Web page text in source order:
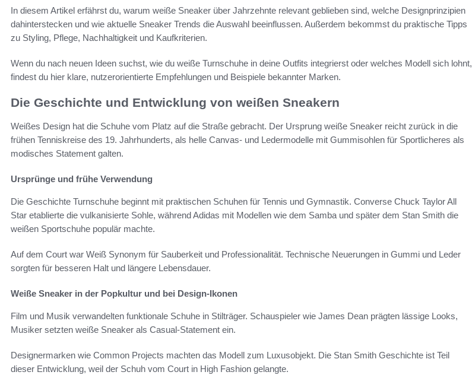
In diesem Artikel erfährst du, warum weiße Sneaker über Jahrzehnte relevant geblieben sind, welche Designprinzipien
dahinterstecken und wie aktuelle Sneaker Trends die Auswahl beeinflussen. Außerdem bekommst du praktische Tipps
zu Styling, Pflege, Nachhaltigkeit und Kaufkriterien.
Wenn du nach neuen Ideen suchst, wie du weiße Turnschuhe in deine Outfits integrierst oder welches Modell sich lohnt,
findest du hier klare, nutzerorientierte Empfehlungen und Beispiele bekannter Marken.
Die Geschichte und Entwicklung von weißen Sneakern
Weißes Design hat die Schuhe vom Platz auf die Straße gebracht. Der Ursprung weiße Sneaker reicht zurück in die
frühen Tenniskreise des 19. Jahrhunderts, als helle Canvas- und Ledermodelle mit Gummisohlen für Sportlicheres als
modisches Statement galten.
Ursprünge und frühe Verwendung
Die Geschichte Turnschuhe beginnt mit praktischen Schuhen für Tennis und Gymnastik. Converse Chuck Taylor All
Star etablierte die vulkanisierte Sohle, während Adidas mit Modellen wie dem Samba und später dem Stan Smith die
weißen Sportschuhe populär machte.
Auf dem Court war Weiß Synonym für Sauberkeit und Professionalität. Technische Neuerungen in Gummi und Leder
sorgten für besseren Halt und längere Lebensdauer.
Weiße Sneaker in der Popkultur und bei Design-Ikonen
Film und Musik verwandelten funktionale Schuhe in Stilträger. Schauspieler wie James Dean prägten lässige Looks,
Musiker setzten weiße Sneaker als Casual-Statement ein.
Designermarken wie Common Projects machten das Modell zum Luxusobjekt. Die Stan Smith Geschichte ist Teil
dieser Entwicklung, weil der Schuh vom Court in High Fashion gelangte.